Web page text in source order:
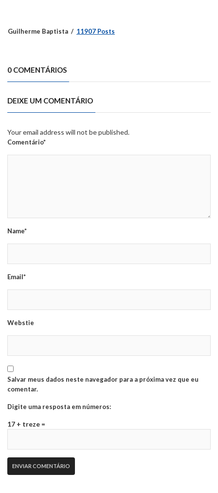
Guilherme Baptista 11907 Posts
0 COMENTÁRIOS
DEIXE UM COMENTÁRIO
Your email address will not be published.
Comentário*
Name*
Email*
Webstie
Salvar meus dados neste navegador para a próxima vez que eu
comentar.
Digite uma resposta em números:
17 + treze =